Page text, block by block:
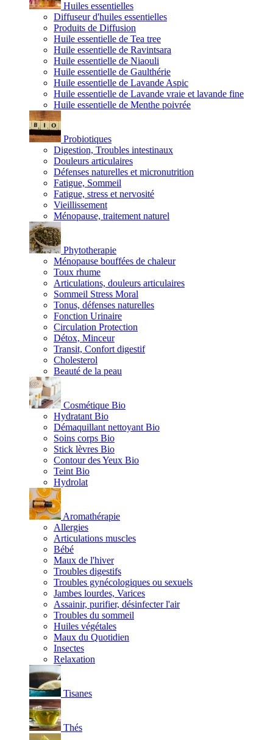
Huiles essentielles
Diffuseur d'huiles essentielles
Produits de Diffusion
Huile essentielle de Tea tree
Huile essentielle de Ravintsara
Huile essentielle de Niaouli
Huile essentielle de Gaulthérie
Huile essentielle de Lavande Aspic
Huile essentielle de Lavande vraie et lavande fine
Huile essentielle de Menthe poivrée
Probiotiques
Digestion, Troubles intestinaux
Douleurs articulaires
Défenses naturelles et micronutrition
Fatigue, Sommeil
Fatigue, stress et nervosité
Vieillissement
Ménopause, traitement naturel
Phytotherapie
Ménopause bouffées de chaleur
Toux rhume
Articulations, douleurs articulaires
Sommeil Stress Moral
Tonus, défenses naturelles
Fonction Urinaire
Circulation Protection
Détox, Minceur
Transit, Confort digestif
Cholesterol
Beauté de la peau
Cosmétique Bio
Hydratant Bio
Démaquillant nettoyant Bio
Soins corps Bio
Stick lèvres Bio
Contour des Yeux Bio
Teint Bio
Hydrolat
Aromathérapie
Allergies
Articulations muscles
Bébé
Maux de l'hiver
Troubles digestifs
Troubles gynécologiques ou sexuels
Jambes lourdes, Varices
Assainir, purifier, désinfecter l'air
Troubles du sommeil
Huiles végétales
Maux du Quotidien
Insectes
Relaxation
Tisanes
Thés